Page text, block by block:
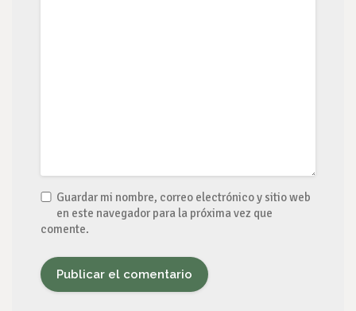
Guardar mi nombre, correo electrónico y sitio web
en este navegador para la próxima vez que
comente.